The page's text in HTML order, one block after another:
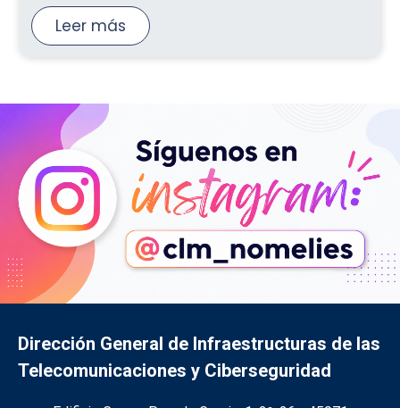
Leer más
Dirección General de Infraestructuras de las
Telecomunicaciones y Ciberseguridad